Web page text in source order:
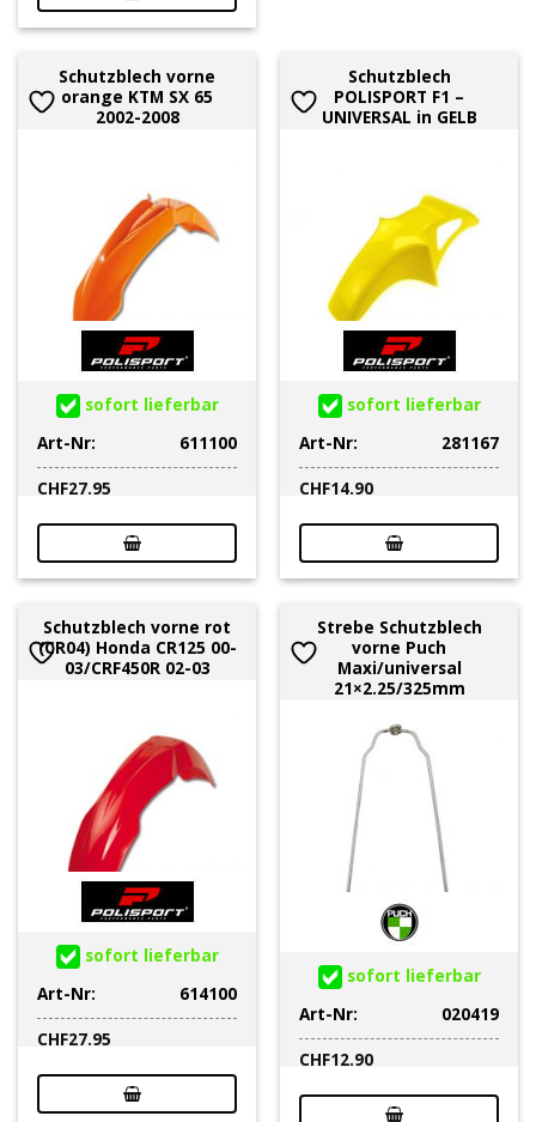
Schutzblech vorne
orange KTM SX 65
2002-2008
sofort lieferbar
Art-Nr:
611100
CHF27.95
Schutzblech
POLISPORT F1 –
UNIVERSAL in GELB
sofort lieferbar
Art-Nr:
281167
CHF14.90
Schutzblech vorne rot
(CR04) Honda CR125 00-
03/CRF450R 02-03
sofort lieferbar
Art-Nr:
614100
CHF27.95
Strebe Schutzblech
vorne Puch
Maxi/universal
21×2.25/325mm
sofort lieferbar
Art-Nr:
020419
CHF12.90